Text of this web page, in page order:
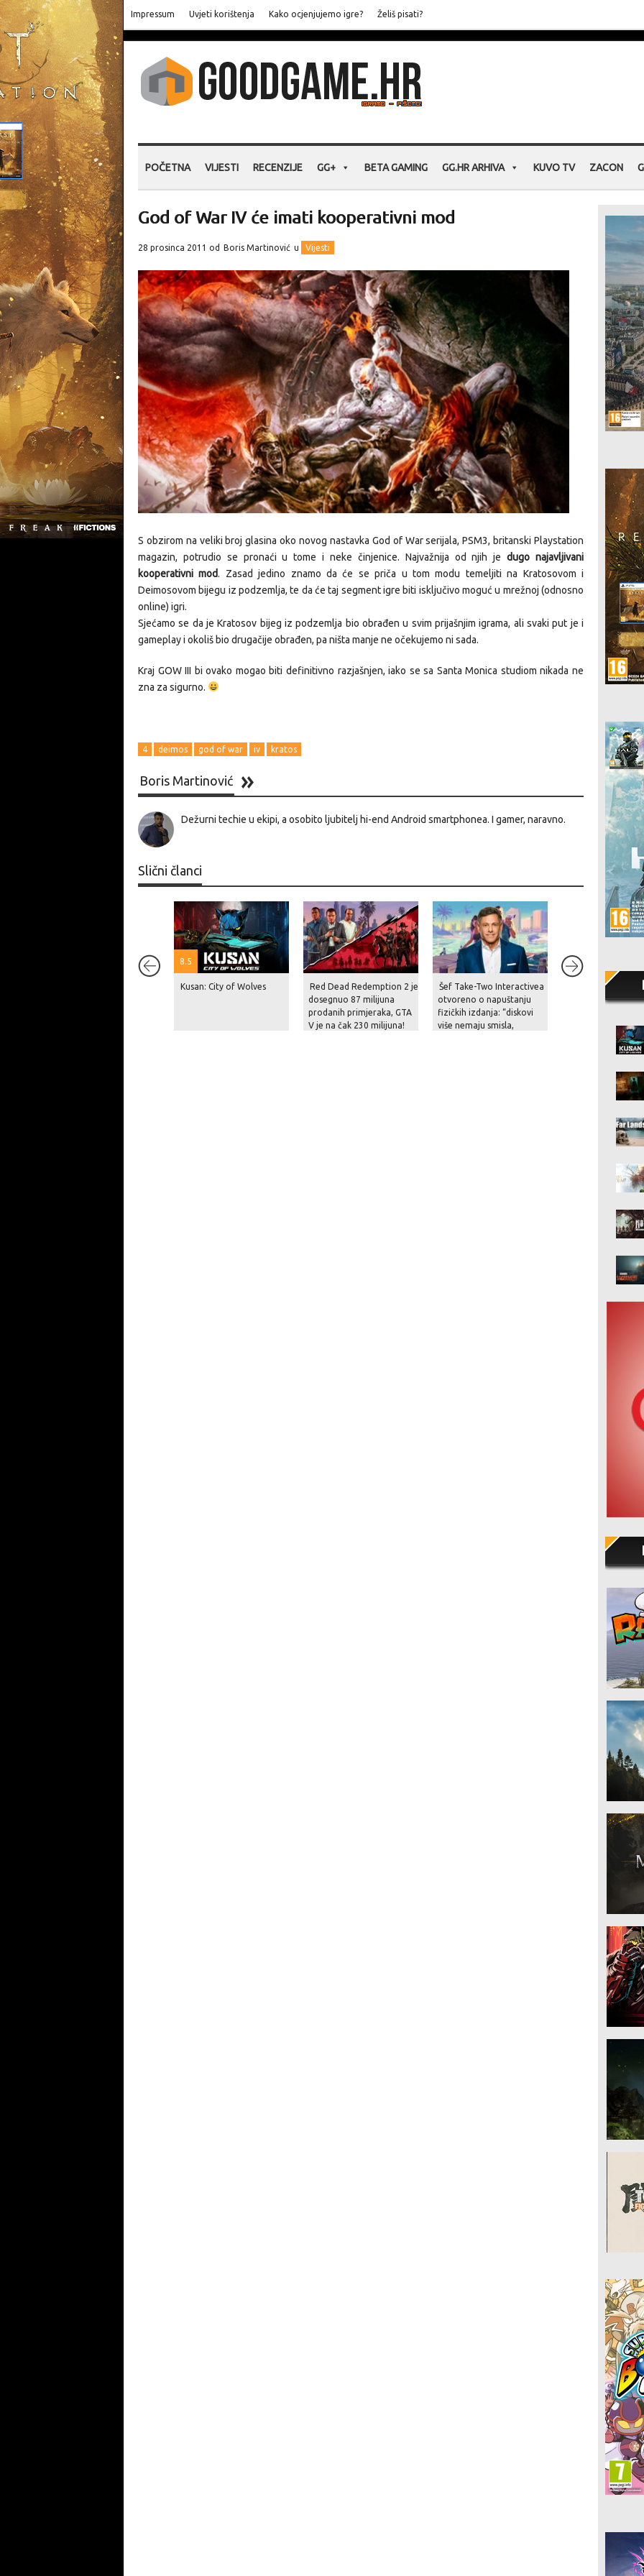
Impressum Uvjeti korištenja Kako ocjenjujemo igre? Želiš pisati?
POČETNA VIJESTI RECENZIJE GG+ BETA GAMING GG.HR ARHIVA KUVO TV ZACON
God of War IV će imati kooperativni mod
28 prosinca 2011 od Boris Martinović u Vijesti
S obzirom na veliki broj glasina oko novog nastavka God of War serijala, PSM3, britanski Playstation
magazin, potrudio se pronaći u tome i neke činjenice. Najvažnija od njih jedugo najavljivani
kooperativni mod. Zasad jedino znamo da će se priča u tom modu temeljiti na Kratosovom i
Deimosovom bijegu iz podzemlja, te da će taj segment igre biti isključivo moguć u mrežnoj (odnosno
online) igri.
Sjećamo se da je Kratosov bijeg iz podzemlja bio obrađen u svim prijašnjim igrama, ali svaki put je i
gameplay i okoliš bio drugačije obrađen, pa ništa manje ne očekujemo ni sada.
Kraj GOW III bi ovako mogao biti definitivno razjašnjen, iako se sa Santa Monica studiom nikada ne
zna za sigurno.
4 deimos god of war iv kratos
Boris Martinović
Dežurni techie u ekipi, a osobito ljubitelj hi-end Android smartphonea. I gamer, naravno.
Slični članci
8.5
Kusan: City of Wolves
Red Dead Redemption 2 je
dosegnuo 87 milijuna
prodanih primjeraka, GTA
V je na čak 230 milijuna!
Šef Take-Two Interactivea
otvoreno o napuštanju
fizičkih izdanja: “diskovi
više nemaju smisla,
[LIVESTREAM]:
nama uživo THQ